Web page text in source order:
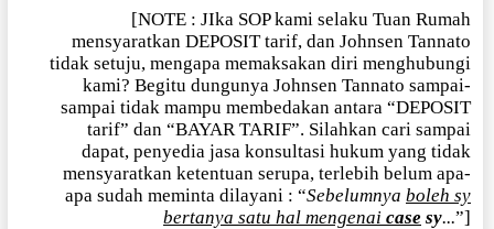
[NOTE : JIka SOP kami selaku Tuan Rumah
mensyaratkan DEPOSIT tarif, dan Johnsen Tannato
tidak setuju, mengapa memaksakan diri menghubungi
kami? Begitu dungunya Johnsen Tannato sampai-
sampai tidak mampu membedakan antara “DEPOSIT
tarif” dan “BAYAR TARIF”. Silahkan cari sampai
dapat, penyedia jasa konsultasi hukum yang tidak
mensyaratkan ketentuan serupa, terlebih belum apa-
apa sudah meminta dilayani : “Sebelumnya boleh sy
bertanya satu hal mengenai case sy...”]